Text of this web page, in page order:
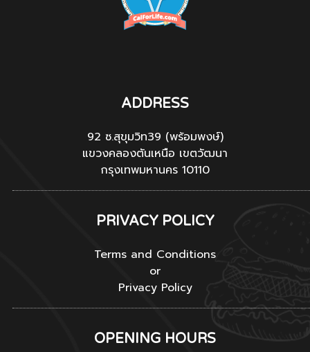
ADDRESS
92 ซ.สุขุมวิท39 (พร้อมพงษ์)
แขวงคลองตันเหนือ เขตวัฒนา
กรุงเทพมหานคร 10110
PRIVACY POLICY
Terms and Conditions
or
Privacy Policy
OPENING HOURS